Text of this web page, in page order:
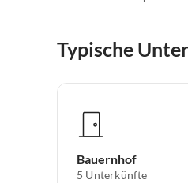
Typische
Bauernhof
5 Unterkünfte